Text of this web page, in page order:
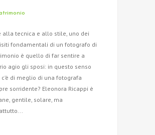
alla tecnica e allo stile, uno dei
fondamentali di un fotografo di
è quello di far sentire a
agio gli sposi: in questo senso
c’è di meglio di una fotografa
sorridente? Eleonora Ricappi è
gentile, solare, ma